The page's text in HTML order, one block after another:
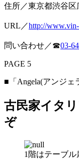
住所／東京都渋谷区
URL／http://
問い合わせ／☎03-
PAGE 5
■「Angela(アンジェ
古民家イタ
ぞ
1階はテーブ